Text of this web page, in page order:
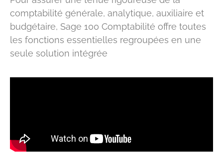
comptabilité générale, analytique, auxiliaire et
budgétaire, Sage 100 Comptabilité offre toutes
les fonctions essentielles regroupées en une
seule solution intégrée